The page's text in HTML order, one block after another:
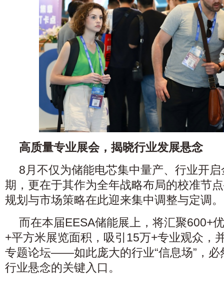
高质量专业展会，揭晓行业发展悬念
8月不仅为储能电芯集中量产、行业开
期，更在于其作为全年战略布局的校准节
规划与市场策略在此迎来集中调整与定调。
而在本届EESA储能展上，将汇聚600+
+平方米展览面积，吸引15万+专业观众，
专题论坛——如此庞大的行业“信息场”，必
行业悬念的关键入口。